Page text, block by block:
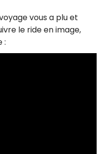
vous a plu et
le ride en image,
: